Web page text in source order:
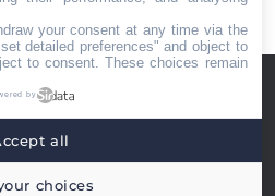
4 5 … 22 →
Menú footer
en relaciones con medios de
your consent at any time via the
detailed preferences" and object to
to consent. These choices remain
by
choices
all